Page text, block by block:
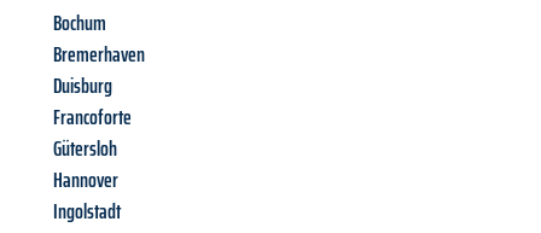
Bochum
Bremerhaven
Duisburg
Francoforte
Gütersloh
Hannover
Ingolstadt